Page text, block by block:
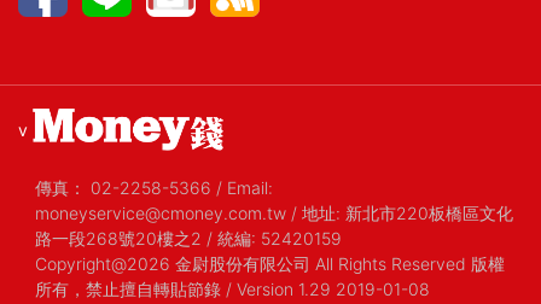
v
傳真： 02-2258-5366 / Email:
moneyservice@cmoney.com.tw / 地址: 新北市220板橋區文化
路一段268號20樓之2 / 統編: 52420159
Copyright@2026 金尉股份有限公司 All Rights Reserved 版權
所有，禁止擅自轉貼節錄 / Version 1.29 2019-01-08